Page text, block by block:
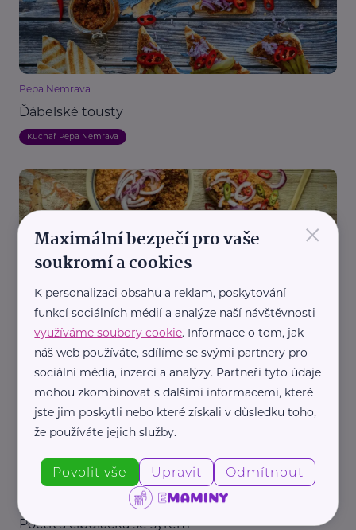
Pepa Nemrava
Ďábelské tousty
Kuchař Pepa Nemrava
Pepa Nemrava
Jihočeský Šmitec
Poctivá cibulačka se sýrem
×
Maximální bezpečí pro vaše
soukromí a cookies
K personalizaci obsahu a reklam, poskytování
funkcí sociálních médií a analýze naší návštěvnosti
využíváme soubory cookie. Informace o tom, jak
náš web používáte, sdílíme se svými partnery pro
sociální média, inzerci a analýzy. Partneři tyto údaje
mohou zkombinovat s dalšími informacemi, které
jste jim poskytli nebo které získali v důsledku toho,
že používáte jejich služby.
Povolit vše Upravit Odmítnout